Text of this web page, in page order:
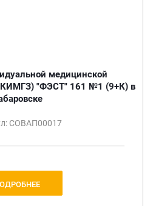
медицинской
"ФЭСТ" 161 №1 (9+К) в
СОВАП00017